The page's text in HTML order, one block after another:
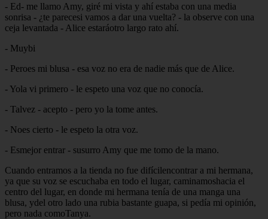
- Ed- me llamo Amy, giré mi vista y ahí estaba con una media
sonrisa - ¿te parecesi vamos a dar una vuelta? - la observe con una
ceja levantada - Alice estaráotro largo rato ahí.
- Muybi
- Peroes mi blusa - esa voz no era de nadie más que de Alice.
- Yola vi primero - le espeto una voz que no conocía.
- Talvez - acepto - pero yo la tome antes.
- Noes cierto - le espeto la otra voz.
- Esmejor entrar - susurro Amy que me tomo de la mano.
Cuando entramos a la tienda no fue difícilencontrar a mi hermana,
ya que su voz se escuchaba en todo el lugar, caminamoshacia el
centro del lugar, en donde mi hermana tenía de una manga una
blusa, ydel otro lado una rubia bastante guapa, si pedía mi opinión,
pero nada comoTanya.